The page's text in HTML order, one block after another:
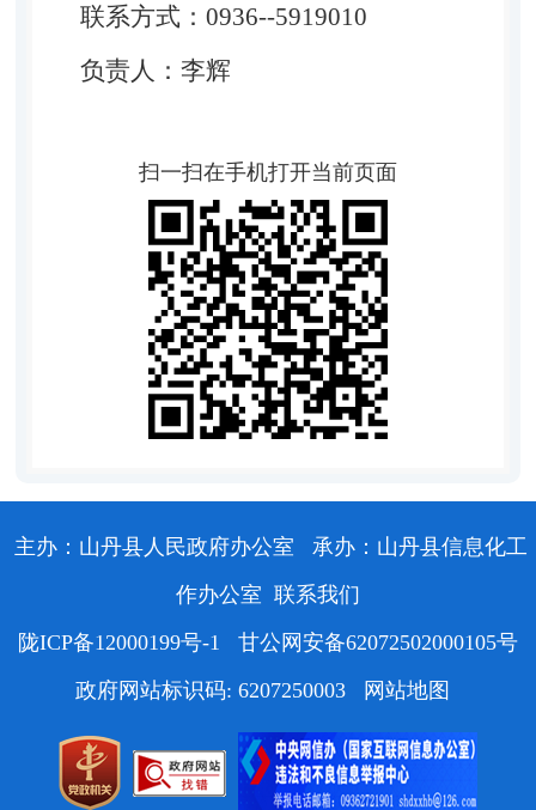
联系方式：0936--5919010
负责人：李辉
扫一扫在手机打开当前页面
主办：山丹县人民政府办公室
承办：山丹县信息化工
作办公室 联系我们
陇ICP备12000199号-1
甘公网安备62072502000105号
政府网站标识码: 6207250003
网站地图